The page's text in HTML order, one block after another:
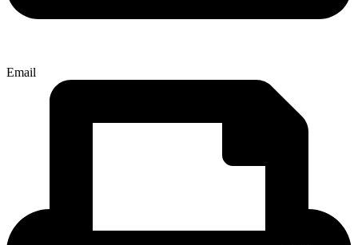
Email